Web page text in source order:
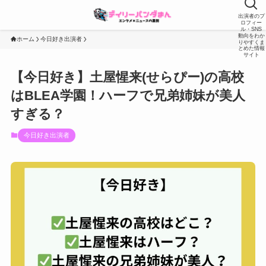
出演者のプ
ロフィー
ル・SNS
動向をわか
りやすくま
とめた情報
サイト
ホーム 今日好き出演者
【今日好き】土屋惺来(せらぴー)の高校
はBLEA学園！ハーフで兄弟姉妹が美人
すぎる？
今日好き出演者